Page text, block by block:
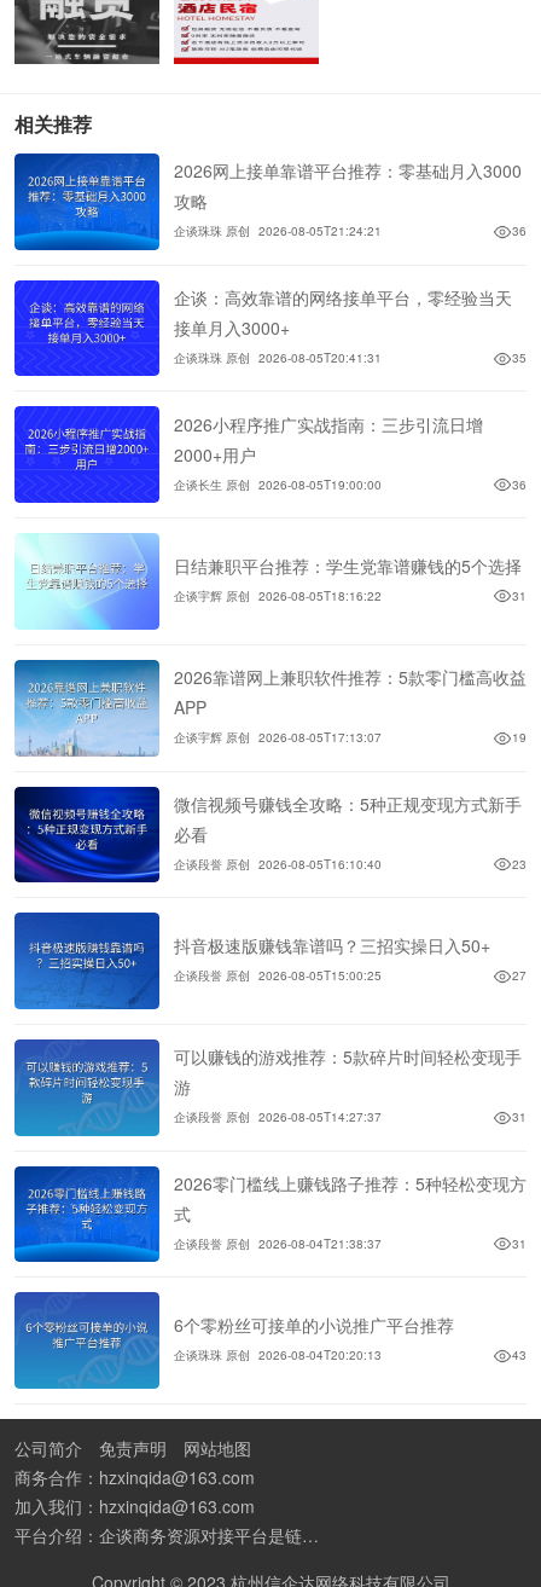
相关推荐
2026网上接单靠谱平台推荐：零基础月入3000
攻略
企谈珠珠 原创 2026-08-05T21:24:21 36
企谈：高效靠谱的网络接单平台，零经验当天
接单月入3000+
企谈珠珠 原创 2026-08-05T20:41:31 35
2026小程序推广实战指南：三步引流日增
2000+用户
企谈长生 原创 2026-08-05T19:00:00 36
日结兼职平台推荐：学生党靠谱赚钱的5个选择
企谈宇辉 原创 2026-08-05T18:16:22 31
2026靠谱网上兼职软件推荐：5款零门槛高收益
APP
企谈宇辉 原创 2026-08-05T17:13:07 19
微信视频号赚钱全攻略：5种正规变现方式新手
必看
企谈段誉 原创 2026-08-05T16:10:40 23
抖音极速版赚钱靠谱吗？三招实操日入50+
企谈段誉 原创 2026-08-05T15:00:25 27
可以赚钱的游戏推荐：5款碎片时间轻松变现手
游
企谈段誉 原创 2026-08-05T14:27:37 31
2026零门槛线上赚钱路子推荐：5种轻松变现方
式
企谈段誉 原创 2026-08-04T21:38:37 31
6个零粉丝可接单的小说推广平台推荐
企谈珠珠 原创 2026-08-04T20:20:13 43
公司简介 免责声明
网站地图
商务合作：hzxinqida@163.com
加入我们：hzxinqida@163.com
平台介绍：企谈商务资源对接平台是链接资源人脉与客户的平台,也是地推app接任务平台、地推拉新团队接单平台。平台汇聚100W+商务资源，地推拉新、APP推广、BD异业合作等业务可免费发布。同时全国的地推团队和个人都可在地推接单平台找到赚钱项目和分享交流地推问题。